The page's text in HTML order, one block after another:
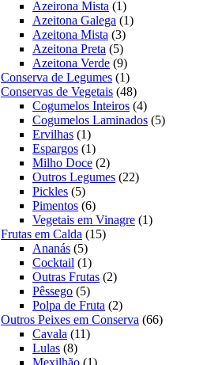
produtos
Azeirona Mista 11
produto
Azeitona Galega 11
Azeitona Mista 33
produtos
Azeitona Preta 55
produtos
Azeitona Verde 99
produtos
Conserva de Legumes 11
produto
Conservas de Vegetais 4848
produtos
Cogumelos Inteiros 44
produtos
Cogumelos Laminados 55
Ervilhas 11
produto
Espargos 11
produto
Milho Doce 22
produtos
Outros Legumes 2222
Pickles 55
produtos
Pimentos 66
produtos
Vegetais em Vinagre 11
Frutas em Calda 1515
Ananás 55
produtos
Cocktail 11
produto
Outras Frutas 22
Pêssego 55
produtos
Polpa de Fruta 22
produtos
Outros Peixes em Conserva 6666
Cavala 1111
Lulas 88
produtos
1